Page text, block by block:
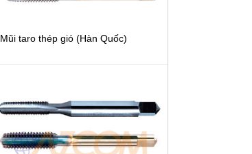
Mũi taro thép gió (Hàn Quốc)